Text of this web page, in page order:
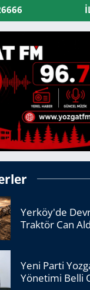
Yerköy'de
Traktör Can
Yeni Parti
Yönetimi Belli